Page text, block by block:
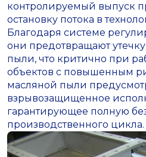
контролируемый выпуск
остановку потока в
Благодаря системе
они предотвращают
пыли, что критично при
объектов с повышенным
масляной пыли
взрывозащищенное
гарантирующее полную
производственного цикла.